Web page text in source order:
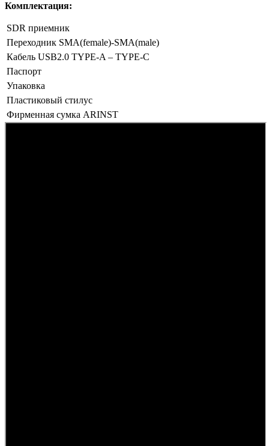
Комплектация:
SDR приемник
Переходник SMA(female)-SMA(male)
Кабель USB2.0 TYPE-A – TYPE-C
Паспорт
Упаковка
Пластиковый стилус
Фирменная сумка ARINST